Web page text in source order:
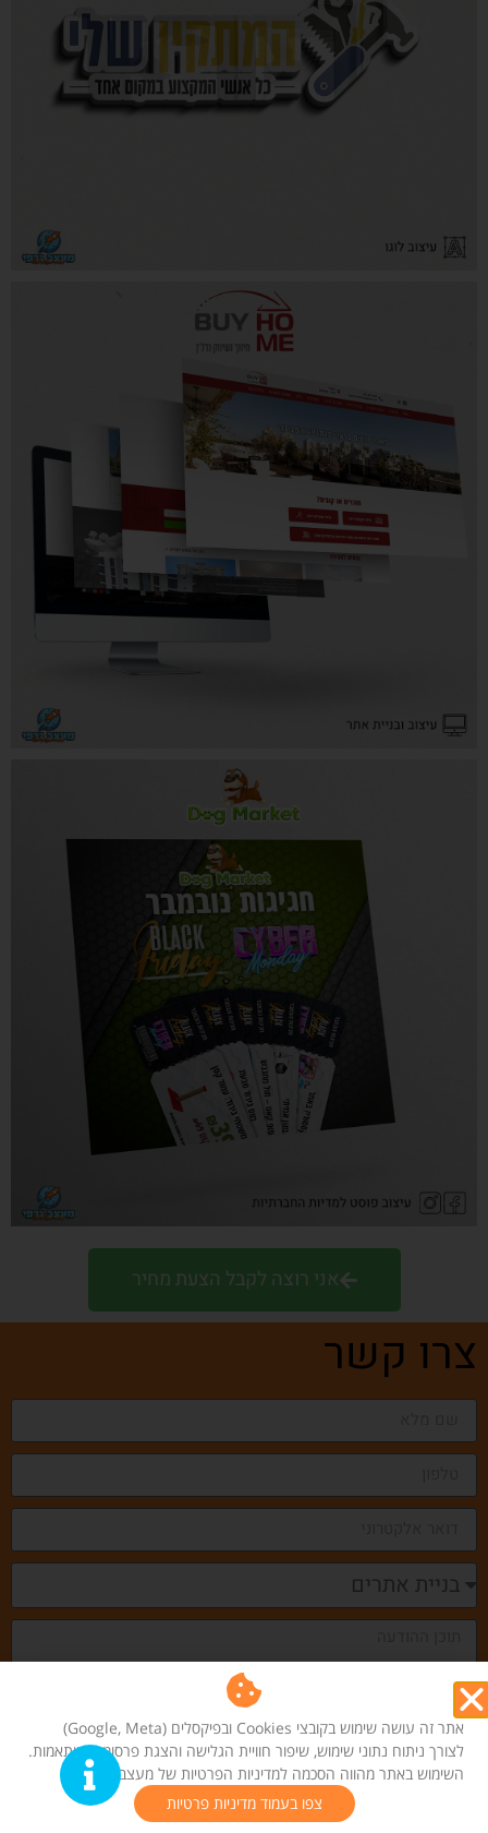
אני רוצה לקבל הצעת מחיר
צרו קשר
שלחו
אתר זה עושה שימוש בקובצי Cookies ובפיקסלים (Google, Meta)
לצורך ניתוח נתוני שימוש, שיפור חוויית הגלישה והצגת פרסומות מותאמות.
השימוש באתר מהווה הסכמה למדיניות הפרטיות של מעצב גרפי
צפו בעמוד מדיניות פרטיות